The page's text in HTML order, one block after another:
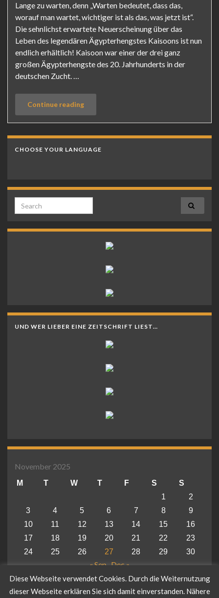
Lange zu warten, denn „Warten bedeutet, dass das,
worauf man wartet, wichtiger ist als das, was jetzt ist“.
Die sehnlichst erwartete Neuerscheinung über das
Leben des legendären Ägypterhengstes Kaisoons ist nun
endlich erhältlich! Kaisoon war einer der drei ganz
großen Ägypterhengste des 20. Jahrhunderts in der
deutschen Zucht. …
Continue reading
CHOOSE YOUR LANGUAGE
Search for:
UND WER LIEBER EINE ZEITSCHRIFT LIEST…
November 2025
M T W T F S
S
1
2
3
4 5 6 7 8
9
10
11 12 13 14 15
16
17
18 19 20 21 22
23
24
25 26 27 28 29 30
« Sep Dec »
Diese Webseite verwendet Cookies. Durch die Weiternutzung
dieser Webseite erklären Sie sich damit einverstanden. Nähere